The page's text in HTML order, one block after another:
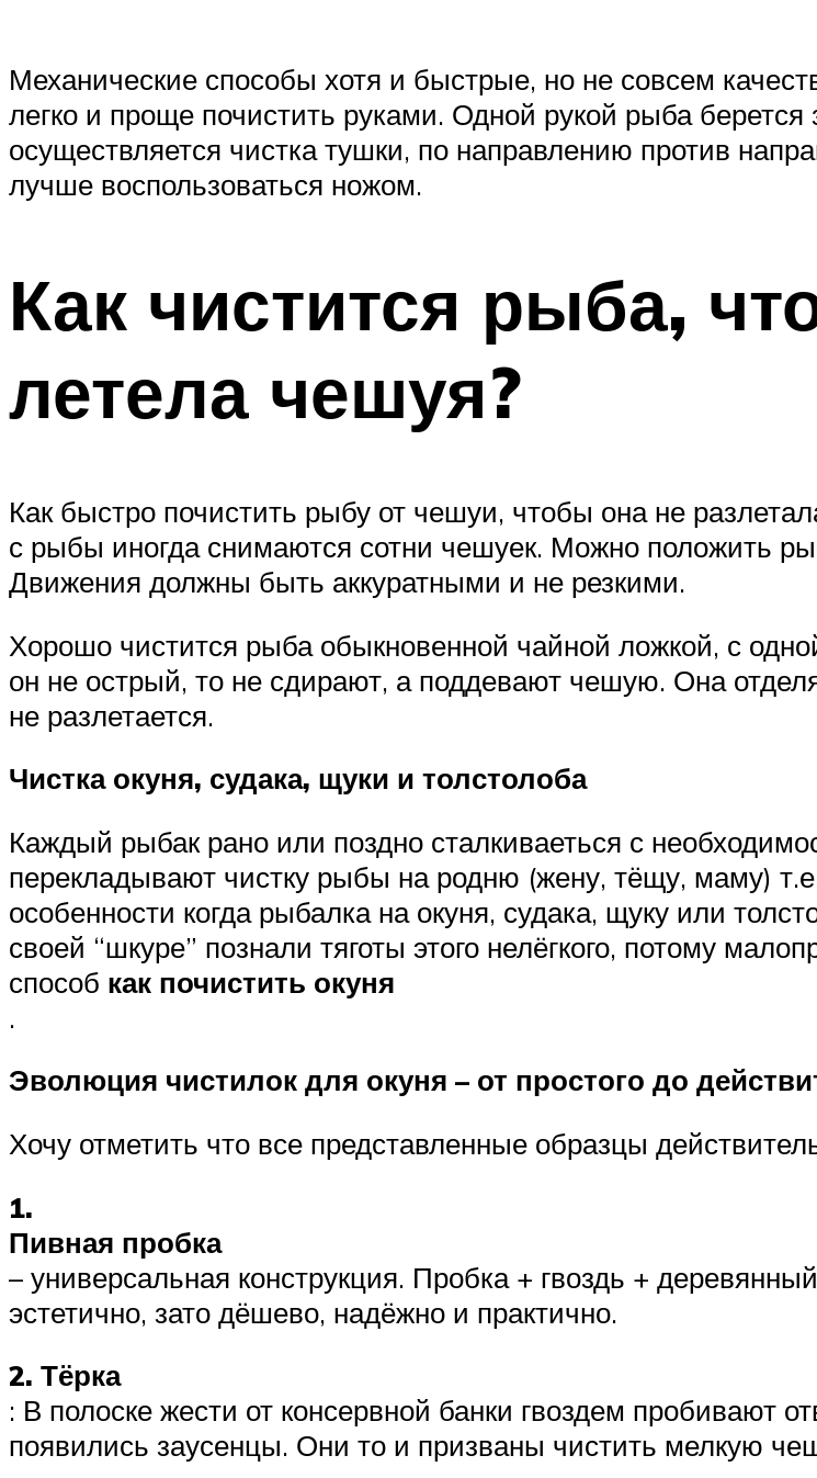
Механические способы хотя и быстрые, но не совсем
легко и проще почистить руками. Одной рукой рыба
осуществляется чистка тушки, по направлению против
лучше воспользоваться ножом.
Как чистится рыба,
летела чешуя?
Как быстро почистить рыбу от чешуи, чтобы она не
с рыбы иногда снимаются сотни чешуек. Можно положить
Движения должны быть аккуратными и не резкими.
Хорошо чистится рыба обыкновенной чайной ложкой, с
он не острый, то не сдирают, а поддевают чешую. Она
не разлетается.
Чистка окуня, судака, щуки и толстолоба
Каждый рыбак рано или поздно сталкиваеться с
перекладывают чистку рыбы на родню (жену, тёщу, маму)
особенности когда рыбалка на окуня, судака, щуку или
своей “шкуре” познали тяготы этого нелёгкого, потому
способ как почистить окуня
.
Эволюция чистилок для окуня – от простого до
Хочу отметить что все представленные образцы
1.
Пивная пробка
– универсальная конструкция. Пробка + гвоздь +
эстетично, зато дёшево, надёжно и практично.
2. Тёрка
: В полоске жести от консервной банки гвоздем пробивают
появились заусенцы. Они то и призваны чистить мелкую